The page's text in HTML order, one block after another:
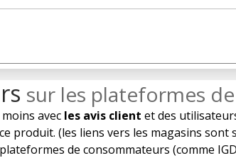
sur les plateformes
avec les avis client et des
produit. (les liens vers les magasins sont
de consommateurs (comme